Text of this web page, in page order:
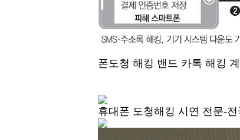
폰도청 해킹 밴드 카톡 해킹
휴대폰 도청해킹 시연 전문-